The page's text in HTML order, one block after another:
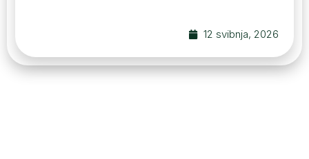
12 svibnja, 2026